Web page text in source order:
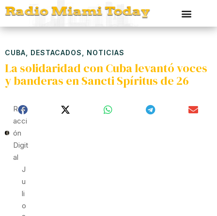
CUBA DESTACADOS NOTICIAS
La solidaridad con Cuba levantó voces
y banderas en Sancti Spíritus de 26
Red
Acci
Ón
Digit
Al
J
U
Li
O